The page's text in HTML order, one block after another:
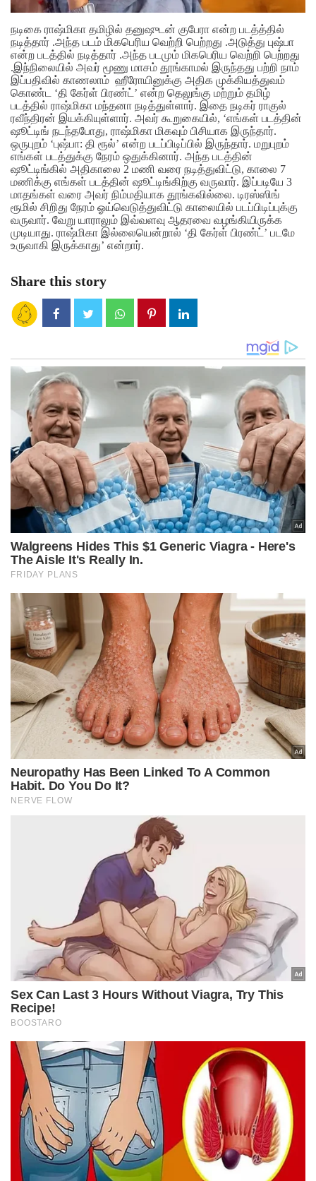
நடிகை ராஷ்மிகா தமிழில் தனுஷுடன் குபேரா என்ற படத்த்தில்
நடித்தார் .அந்த படம் மிகபெரிய வெற்றி பெற்றது .அடுத்து புஷ்பா
என்ற படத்தில் நடித்தார் .அந்த படமும் மிகபெரிய வெற்றி பெற்றது
.இந்நிலையில் அவர் மூணு மாசம் தூங்காமல் இருந்தது பற்றி நாம்
இப்பதிவில் காணலாம் ஹீரோயினுக்கு அதிக முக்கியத்துவம்
கொண்ட ‘தி கேர்ள் பிரண்ட்’ என்ற தெலுங்கு மற்றும் தமிழ்
படத்தில் ராஷ்மிகா மந்தனா நடித்துள்ளார். இதை நடிகர் ராகுல்
ரவீந்திரன் இயக்கியுள்ளார். அவர் கூறுகையில், ‘எங்கள் படத்தின்
ஷூட்டிங் நடந்தபோது, ராஷ்மிகா மிகவும் பிசியாக இருந்தார்.
ஒருபுறம் ‘புஷ்பா: தி ரூல்’ என்ற படப்பிடிப்பில் இருந்தார். மறுபுறம்
எங்கள் படத்துக்கு நேரம் ஒதுக்கினார். அந்த படத்தின்
ஷூட்டிங்கில் அதிகாலை 2 மணி வரை நடித்துவிட்டு, காலை 7
மணிக்கு எங்கள் படத்தின் ஷூட்டிங்கிற்கு வருவார். இப்படியே 3
மாதங்கள் வரை அவர் நிம்மதியாக தூங்கவில்லை. டிரஸ்ஸிங்
ரூமில் சிறிது நேரம் ஓய்வெடுத்துவிட்டு காலையில் படப்பிடிப்புக்கு
வருவார். வேறு யாராலும் இவ்வளவு ஆதரவை வழங்கியிருக்க
முடியாது. ராஷ்மிகா இல்லையென்றால் ‘தி கேர்ள் பிரண்ட்’ படமே
உருவாகி இருக்காது’ என்றார்.
Share this story